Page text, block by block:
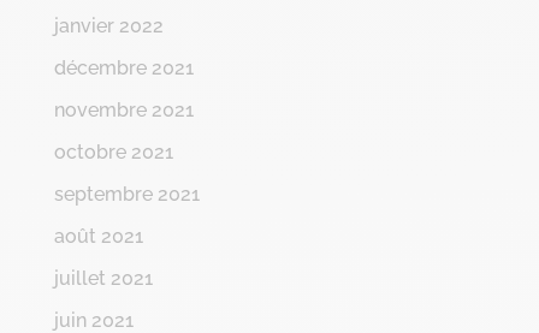
janvier 2022
décembre 2021
novembre 2021
octobre 2021
septembre 2021
août 2021
juillet 2021
juin 2021